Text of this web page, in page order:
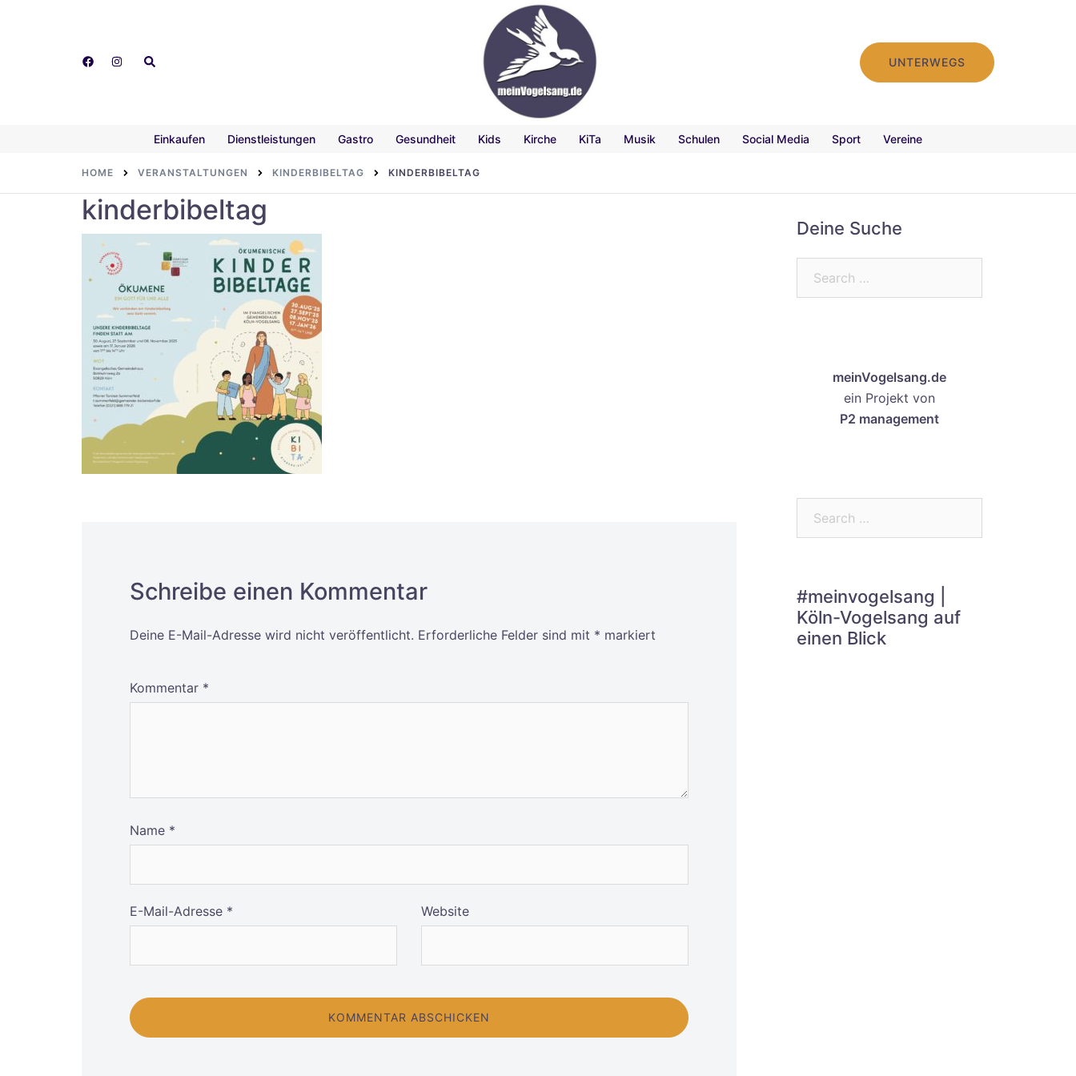
Search UNTERWEGS
Einkaufen Dienstleistungen Gastro Gesundheit Kids Kirche KiTa Musik Schulen Social Media Sport Vereine
HOME VERANSTALTUNGEN KINDERBIBELTAG KINDERBIBELTAG
kinderbibeltag
Schreibe einen Kommentar
Deine E-Mail-Adresse wird nicht veröffentlicht. Erforderliche Felder sind mit * markiert
Kommentar *
Name *
E-Mail-Adresse * Website
Alternative:
Deine Suche
meinVogelsang.de
ein Projekt von
P2 management
#meinvogelsang |
Köln-Vogelsang auf
einen Blick